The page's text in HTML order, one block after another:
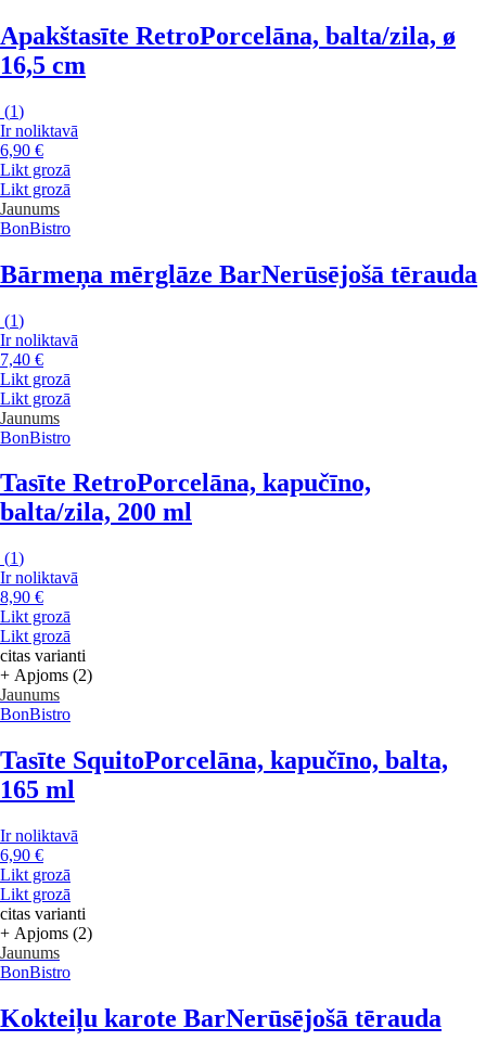
Apakštasīte RetroPorcelāna, balta/zila, ø
16,5 cm
(1)
Ir noliktavā
6,90 €
Likt grozā
Likt grozā
Jaunums
BonBistro
Bārmeņa mērglāze BarNerūsējošā tērauda
(1)
Ir noliktavā
7,40 €
Likt grozā
Likt grozā
Jaunums
BonBistro
Tasīte RetroPorcelāna, kapučīno,
balta/zila, 200 ml
(1)
Ir noliktavā
8,90 €
Likt grozā
Likt grozā
citas varianti
+ Apjoms (2)
Jaunums
BonBistro
Tasīte SquitoPorcelāna, kapučīno, balta,
165 ml
Ir noliktavā
6,90 €
Likt grozā
Likt grozā
citas varianti
+ Apjoms (2)
Jaunums
BonBistro
Kokteiļu karote BarNerūsējošā tērauda